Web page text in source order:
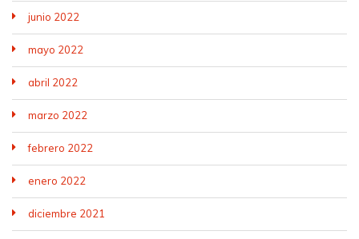
junio 2022
mayo 2022
abril 2022
marzo 2022
febrero 2022
enero 2022
diciembre 2021